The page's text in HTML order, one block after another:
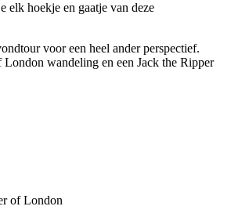
elk hoekje en gaatje van deze
voor een heel ander perspectief.
wandeling en een Jack the Ripper
of London